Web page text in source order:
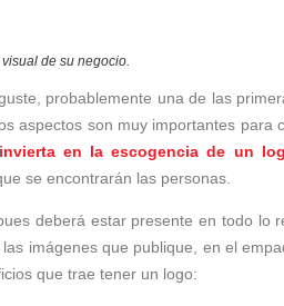
de su negocio.
probablemente una de las
aspectos son muy importantes para
en la escogencia de un
se encontrarán las personas.
deberá estar presente en todo lo
las imágenes que publique, en el
que trae tener un logo: